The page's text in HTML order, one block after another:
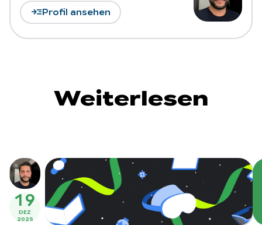
read_moreProfil ansehen
Weiterlesen
19
DEZ
2025